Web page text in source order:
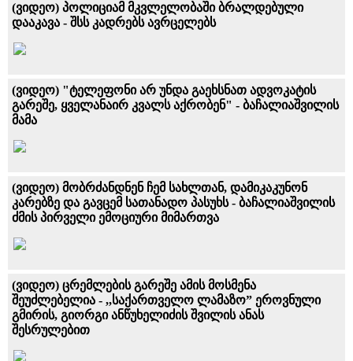
(ვიდეო) პოლიციამ მკვლელობაში ბრალდებული
დააკავა - შსს კადრებს ავრცელებს
(ვიდეო) "ტელეფონი არ უნდა გაეხსნათ ადვოკატის
გარეშე, ყველანაირ კვალს აქრობენ" - ბაჩალიაშვილის
მამა
(ვიდეო) მობრძანდნენ ჩემ სახლთან, დამიკაკუნონ
კარებზე და გავცემ სათანადო პასუხს - ბაჩალიაშვილის
ძმის პირველი ემოციური მიმართვა
(ვიდეო) ცრემლების გარეშე ამის მოსმენა
შეუძლებელია - ,,საქართველო ლამაზო” ეროვნული
გმირის, გიორგი ანწუხელიძის შვილის ანას
შესრულებით